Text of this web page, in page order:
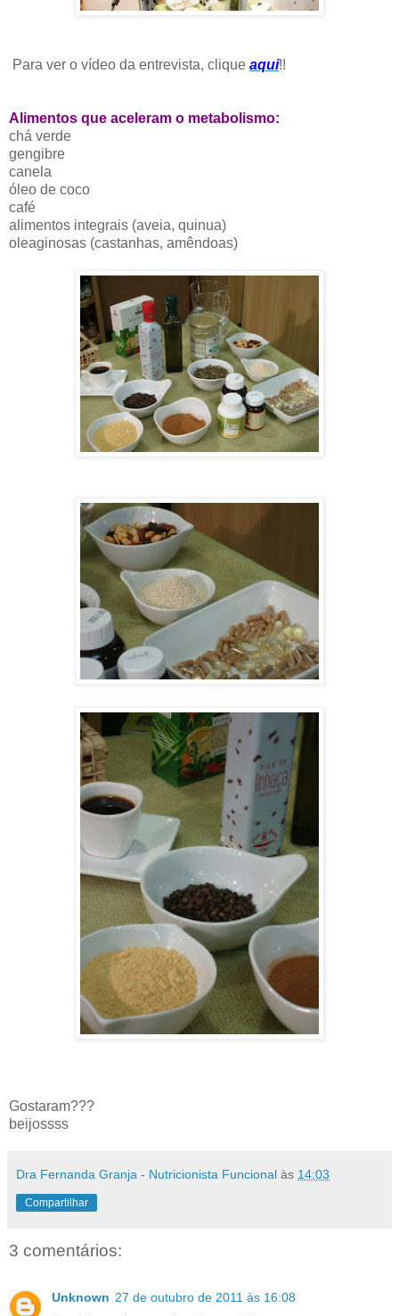
Para ver o vídeo da entrevista, clique aqui!!
Alimentos que aceleram o metabolismo:
chá verde
gengibre
canela
óleo de coco
café
alimentos integrais (aveia, quinua)
oleaginosas (castanhas, amêndoas)
Gostaram???
beijossss
Dra Fernanda Granja - Nutricionista Funcional às 14:03
Compartilhar
3 comentários:
Unknown 27 de outubro de 2011 às 16:08